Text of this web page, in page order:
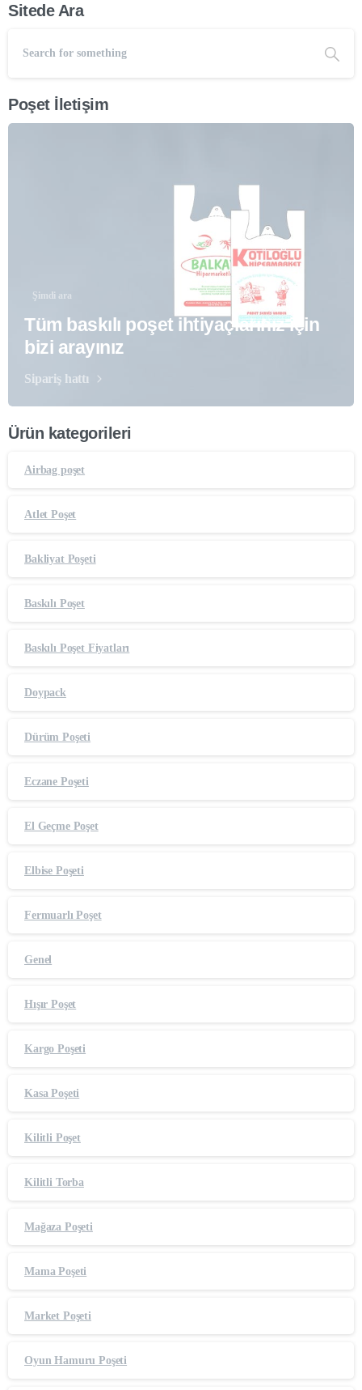
Sitede Ara
Poşet İletişim
Şimdi ara
Tüm baskılı poşet ihtiyaçlarınız için
bizi arayınız
Sipariş hattı
Ürün kategorileri
Airbag poşet
Atlet Poşet
Bakliyat Poşeti
Baskılı Poşet
Baskılı Poşet Fiyatları
Doypack
Dürüm Poşeti
Eczane Poşeti
El Geçme Poşet
Elbise Poşeti
Fermuarlı Poşet
Genel
Hışır Poşet
Kargo Poşeti
Kasa Poşeti
Kilitli Poşet
Kilitli Torba
Mağaza Poşeti
Mama Poşeti
Market Poşeti
Oyun Hamuru Poşeti